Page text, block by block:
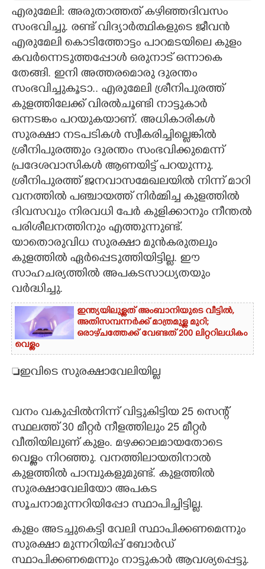
CARTOONS
LITERATURE
ZOOM
CONTACT US
എരുമേലി: അരുതാത്തത് കഴിഞ്ഞദിവസം
സംഭവിച്ചു. രണ്ട് വിദ്യാർത്ഥികളുടെ ജീവൻ
എരുമേലി കൊടിത്തോട്ടം പാറമടയിലെ കുളം
കവർന്നെടുത്തപ്പോൾ ഒരുനാട് ഒന്നാകെ
തേങ്ങി. ഇനി അത്തരമൊരു ദുരന്തം
സംഭവിച്ചുകൂടാ.. എരുമേലി ശ്രീനിപുരത്ത്
കുളത്തിലേക്ക് വിരൽചൂണ്ടി നാട്ടുകാർ
ഒന്നടങ്കം പറയുകയാണ്. അധികാരികൾ
സുരക്ഷാ നടപടികൾ സ്വീകരിച്ചില്ലെങ്കിൽ
ശ്രീനിപുരത്തും ദുരന്തം സംഭവിക്കുമെന്ന്
പ്രദേശവാസികൾ ആണയിട്ട് പറയുന്നു.
ശ്രീനിപുരത്ത് ജനവാസമേഖലയിൽ നിന്ന് മാറി
വനത്തിൽ പഞ്ചായത്ത് നിർമ്മിച്ച കുളത്തിൽ
ദിവസവും നിരവധി പേർ കുളിക്കാനും നീന്തൽ
പരിശീലനത്തിനും എത്തുന്നുണ്ട്.
യാതൊരുവിധ സുരക്ഷാ മുൻകരുതലും
കുളത്തിൽ ഏർപ്പെടുത്തിയിട്ടില്ല. ഈ
സാഹചര്യത്തിൽ അപകടസാധ്യതയും
വർദ്ധിച്ചു.
ഇന്ത്യയിലുള്ളത് അംബാനിയുടെ വീട്ടിൽ,
അതിസമ്പന്നർക്ക് മാത്രമുള്ള മുറി;
ഒരാഴ്‌ചത്തേക്ക് വേണ്ടത് 200 ലിറ്ററിലധികം
വെള്ളം
ഇവിടെ സുരക്ഷാവേലിയില്ല
വനം വകുപ്പിൽനിന്ന് വിട്ടുകിട്ടിയ 25 സെന്റ്
സ്ഥലത്ത് 30 മീറ്റർ നീളത്തിലും 25 മീറ്റർ
വീതിയിലുണ് കുളം. മഴക്കാലമായതോടെ
വെള്ളം നിറഞ്ഞു. വനത്തിലായതിനാൽ
കുളത്തിൽ പാമ്പുകളുമുണ്ട്. കുളത്തിൽ
സുരക്ഷാവേലിയോ അപകട
സൂചനാമുന്നറിയിപ്പോ സ്ഥാപിച്ചിട്ടില്ല.
കുളം അടച്ചുകെട്ടി വേലി സ്ഥാപിക്കണമെന്നും
സുരക്ഷാ മുന്നറിയിപ്പ് ബോർഡ്
സ്ഥാപിക്കണമെന്നും നാട്ടുകാർ ആവശ്യപ്പെട്ടു.